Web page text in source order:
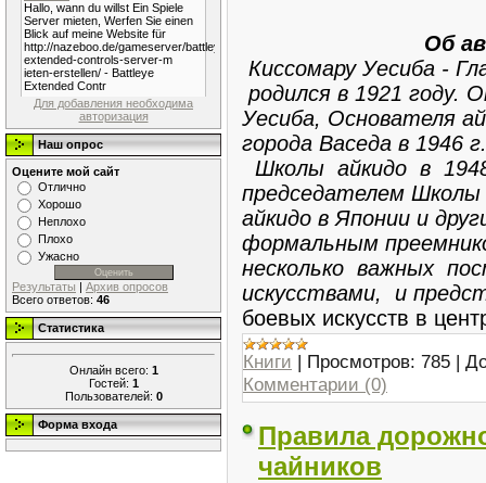
Для добавления необходима
авторизация
Наш опрос
Оцените мой сайт
Отлично
Хорошо
Неплохо
Плохо
Ужасно
Результаты | Архив опросов
Всего ответов: 46
Статистика
Онлайн всего: 1
Гостей: 1
Пользователей: 0
Форма входа
Об
Киссомару Уесиба -
родился в 1921
Уесиба, Основателя
города Васеда в
Школы айкидо в
председателем Школы
айкидо в Японии и
формальным
несколько важных
искусствами, и
боевых искусств в
Книги | Просмотров: 785 |
Комментарии (0)
Правила
чайников